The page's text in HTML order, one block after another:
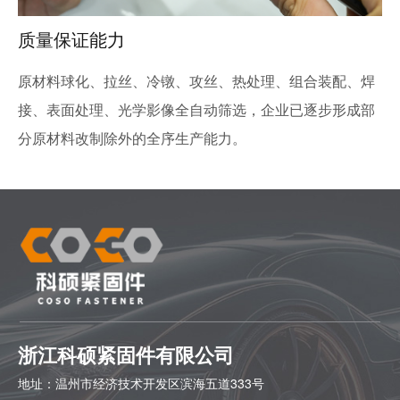
质量保证能力
原材料球化、拉丝、冷镦、攻丝、热处理、组合装配、焊
接、表面处理、光学影像全自动筛选，企业已逐步形成部
分原材料改制除外的全序生产能力。
浙江科硕紧固件有限公司
地址： 温州市经济技术开发区滨海五道333号